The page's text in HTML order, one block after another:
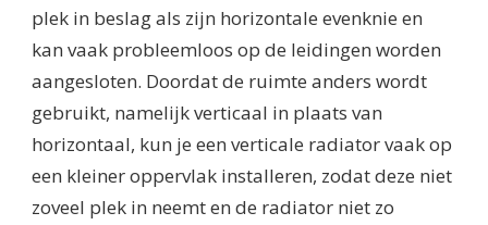
plek in beslag als zijn horizontale evenknie en
kan vaak probleemloos op de leidingen worden
aangesloten. Doordat de ruimte anders wordt
gebruikt, namelijk verticaal in plaats van
horizontaal, kun je een verticale radiator vaak op
een kleiner oppervlak installeren, zodat deze niet
zoveel plek in neemt en de radiator niet zo